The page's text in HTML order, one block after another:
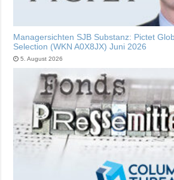
Managersichten SJB Substanz: Pictet
Selection (WKN A0X8JX) Juni 2026
5. August 2026